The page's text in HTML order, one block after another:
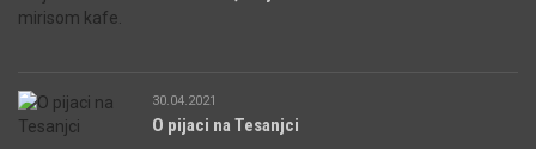
30.04.2021
O pijaci na Tesanjci